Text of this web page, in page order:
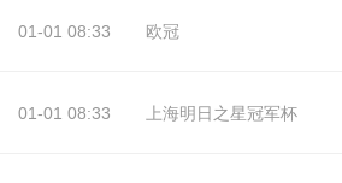
01-01 08:33 欧冠
01-01 08:33 上海明日之星冠军杯